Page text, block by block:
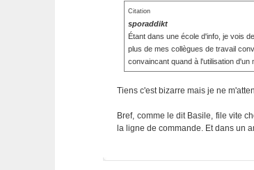
Citation
sporaddikt
Étant dans une école d'info, je vois
plus de mes collègues de travail
convaincant quand à l'utilisation d'un
Tiens c'est bizarre mais je ne
Bref, comme le dit Basile, file vite
la ligne de commande. Et dans un